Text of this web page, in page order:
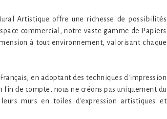
Artistique offre une richesse de possibilités
commercial, notre vaste gamme de Papiers
à tout environnement, valorisant chaque
en adoptant des techniques d'impression
de compte, nous ne créons pas uniquement du
murs en toiles d'expression artistiques et